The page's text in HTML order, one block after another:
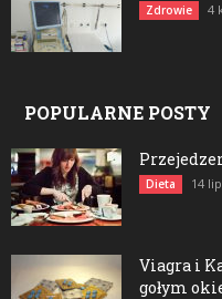
Zdrowie 4
POPULARNE POSTY
Dieta 14
Viagra i
gołym